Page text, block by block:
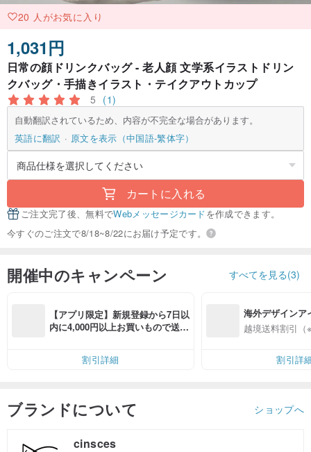
20 人がお気に入り
1,031円
日常の顔ドリンクバッグ - 老人顔 文学系イラストドリン
クバッグ・手描きイラスト・テイクアウトカップ
5 (1)
自動翻訳されているため、内容が不完全な場合があります。
英語に翻訳
原文を表示（中国語-繁体字）
カートに入れる
ご注文完了後、無料でWebメッセージカードを作成できます。
今すぐのご注文で8/18~8/22にお届け予定です。
開催中のキャンペーン すべてを見る(3)
【アプリ限定】新規登録から7日以
内に4,000円以上お買いもので送料
割引詳細
海外デザインア
入
越境送料割引（
割引詳
ブランドについて ショップへ
cinsces